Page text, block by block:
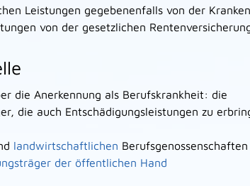
Leistungen gegebenenfalls von der
von der gesetzlichen
die Anerkennung als Berufskrankheit: die
die auch Entschädigungsleistungen zu
landwirtschaftlichen Berufsgenossenschaften
der öffentlichen Hand